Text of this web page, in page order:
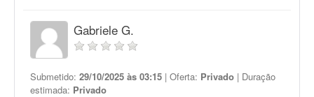
Gabriele G.
Submetido: 29/10/2025 às 03:15 | Oferta: Privado | Duração
estimada: Privado